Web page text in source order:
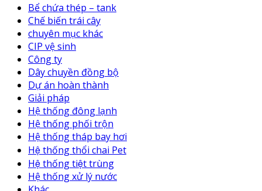
Bể chứa thép – tank
Chế biến trái cây
chuyên mục khác
CIP vệ sinh
Công ty
Dây chuyền đồng bộ
Dự án hoàn thành
Giải pháp
Hệ thống đông lạnh
Hệ thống phối trộn
Hệ thống tháp bay hơi
Hệ thống thổi chai Pet
Hệ thống tiệt trùng
Hệ thống xử lý nước